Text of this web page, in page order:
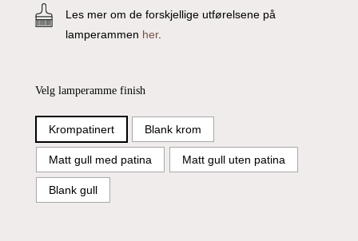
Les mer om de forskjellige utførelsene på
lamperammen her.
Velg lamperamme finish
Krompatinert Blank krom
Matt gull med patina Matt gull uten patina
Blank gull